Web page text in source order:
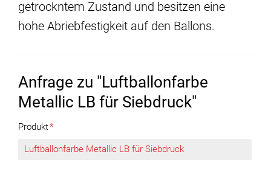
getrockntem Zustand und besitzen eine
hohe Abriebfestigkeit auf den Ballons.
Anfrage zu "Luftballonfarbe
Metallic LB für Siebdruck"
Produkt*